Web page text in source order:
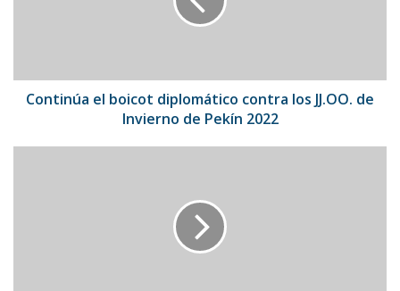
Invierno
Continúa el boicot diplomático contra los JJ.OO. de
Invierno de Pekín 2022